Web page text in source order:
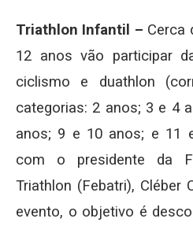
Triathlon Infantil – Cerca
12 anos vão participar
ciclismo e duathlon
categorias: 2 anos; 3 e 4
anos; 9 e 10 anos; e 11
com o presidente da
Triathlon (Febatri), Cléber
evento, o objetivo é